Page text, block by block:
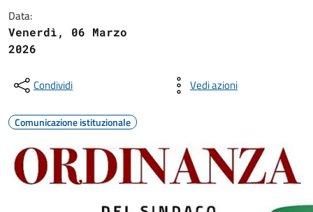
Data:
Venerdì, 06 Marzo
2026
Condividi Vedi azioni
Comunicazione istituzionale